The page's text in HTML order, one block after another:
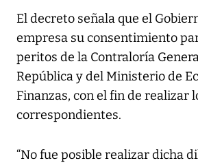
El decreto señala que el
empresa su consentimiento
peritos de la Contraloría
República y del Ministerio de
Finanzas, con el fin de realizar
correspondientes.
“No fue posible realizar dicha